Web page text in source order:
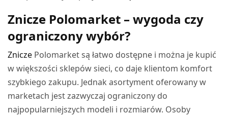
Znicze Polomarket – wygoda czy
ograniczony wybór?
Znicze Polomarket są łatwo dostępne i można je kupić
w większości sklepów sieci, co daje klientom komfort
szybkiego zakupu. Jednak asortyment oferowany w
marketach jest zazwyczaj ograniczony do
najpopularniejszych modeli i rozmiarów. Osoby